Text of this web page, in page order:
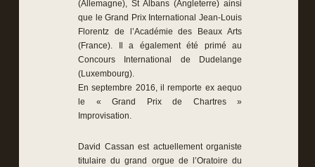
(Allemagne), St Albans (Angleterre) ainsi
que le Grand Prix International Jean-Louis
Florentz de l’Académie des Beaux Arts
(France). Il a également été primé au
Concours International de Dudelange
(Luxembourg).
En septembre 2016, il remporte ex aequo
le « Grand Prix de Chartres »
Improvisation.
David Cassan est actuellement organiste
titulaire du grand orgue de l’Oratoire du